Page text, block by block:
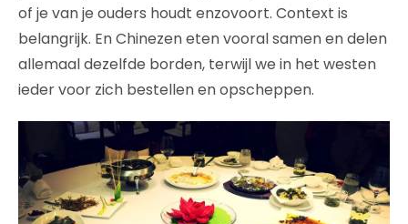
of je van je ouders houdt enzovoort. Context is
belangrijk. En Chinezen eten vooral samen en delen
allemaal dezelfde borden, terwijl we in het westen
ieder voor zich bestellen en opscheppen.